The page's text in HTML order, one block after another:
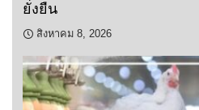
ยั่งยืน
สิงหาคม 8, 2026